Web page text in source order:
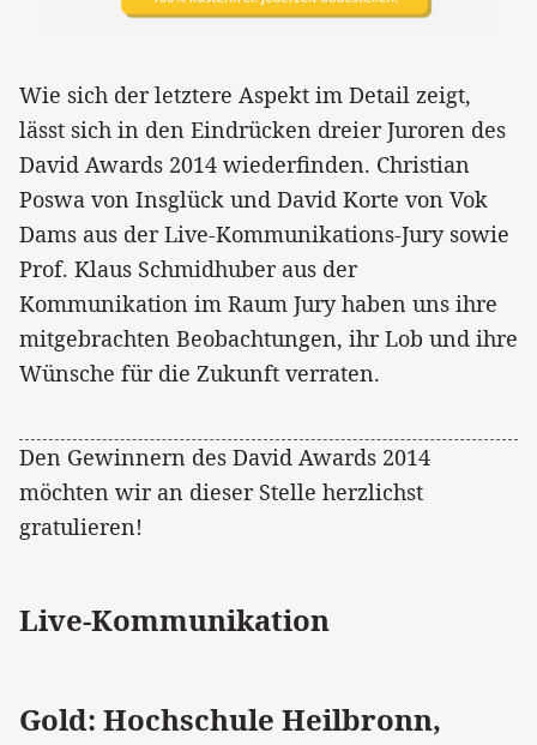
Wie sich der letztere Aspekt im Detail zeigt,
lässt sich in den Eindrücken dreier Juroren des
David Awards 2014 wiederfinden. Christian
Poswa von Insglück und David Korte von Vok
Dams aus der Live-Kommunikations-Jury sowie
Prof. Klaus Schmidhuber aus der
Kommunikation im Raum Jury haben uns ihre
mitgebrachten Beobachtungen, ihr Lob und ihre
Wünsche für die Zukunft verraten.
Den Gewinnern des David Awards 2014
möchten wir an dieser Stelle herzlichst
gratulieren!
Live-Kommunikation
Gold: Hochschule Heilbronn,